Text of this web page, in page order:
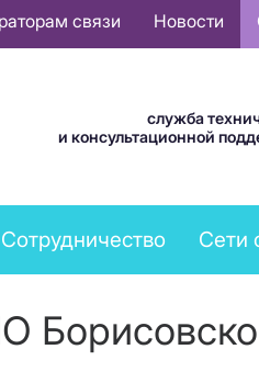
связи Новости
служба
и консультационной
Сотрудничество Сети